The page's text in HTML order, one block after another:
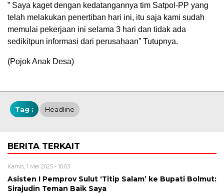
” Saya kaget dengan kedatangannya tim Satpol-PP yang
telah melakukan penertiban hari ini, itu saja kami sudah
memulai pekerjaan ini selama 3 hari dan tidak ada
sedikitpun informasi dari perusahaan” Tutupnya.
(Pojok Anak Desa)
Tag : Headline
BERITA TERKAIT
Kamis, 1 Mei 2025 - 10:03
Asisten I Pemprov Sulut ‘Titip Salam’ ke Bupati Bolmut:
Sirajudin Teman Baik Saya